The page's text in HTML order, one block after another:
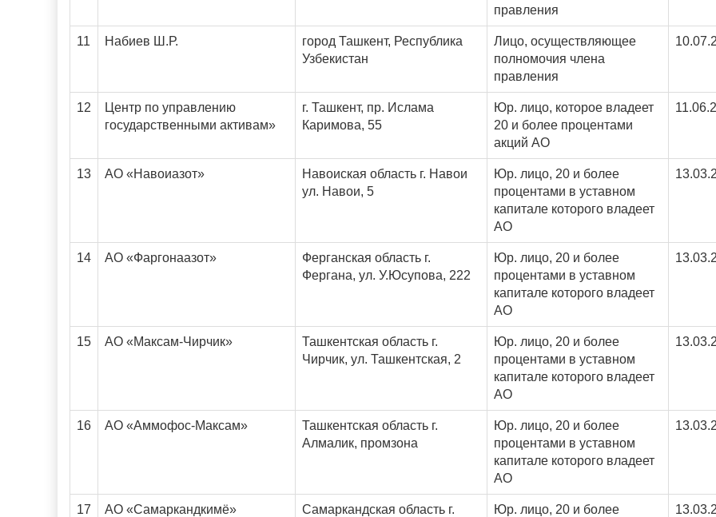
правления
11 Набиев Ш.Р.
город Ташкент, Республика
Узбекистан
Лицо, осуществляющее
полномочия члена
правления
12
Центр по управлению
государственными активам»
г. Ташкент, пр. Ислама
Каримова, 55
Юр. лицо, которое владеет
20 и более процентами
акций АО
13 АО «Навоиазот»
Навоиская область г. Навои
ул. Навои, 5
Юр. лицо, 20 и более
процентами в уставном
капитале которого владеет
АО
14 АО «Фаргонаазот»
Ферганская область г.
Фергана, ул. У.Юсупова, 222
Юр. лицо, 20 и более
процентами в уставном
капитале которого владеет
АО
15 АО «Максам-Чирчик»
Ташкентская область г.
Чирчик, ул. Ташкентская, 2
Юр. лицо, 20 и более
процентами в уставном
капитале которого владеет
АО
16 АО «Аммофос-Максам»
Ташкентская область г.
Алмалик, промзона
Юр. лицо, 20 и более
процентами в уставном
капитале которого владеет
АО
17 АО «Самаркандкимё»
Самаркандская область г.
Юр. лицо, 20 и более